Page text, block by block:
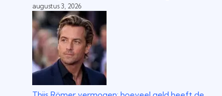
augustus 3, 2026